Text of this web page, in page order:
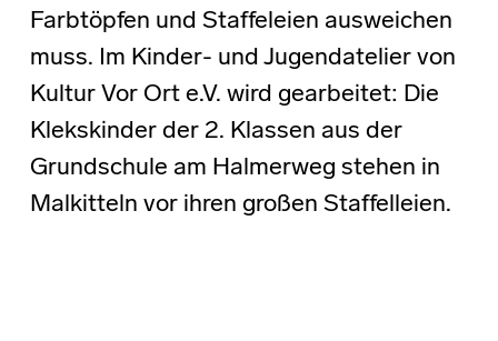
Farbtöpfen und Staffeleien ausweichen
muss. Im Kinder- und Jugendatelier von
Kultur Vor Ort e.V. wird gearbeitet: Die
Klekskinder der 2. Klassen aus der
Grundschule am Halmerweg stehen in
Malkitteln vor ihren großen Staffelleien.